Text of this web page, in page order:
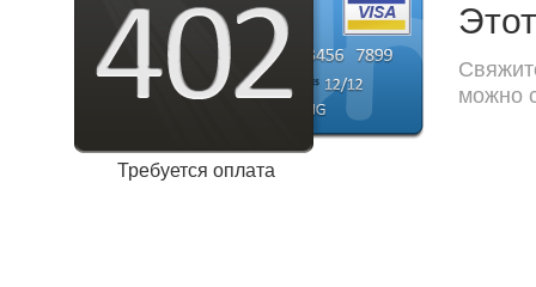
Требуется оплата
можно